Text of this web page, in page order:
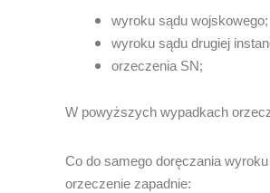
wyroku sądu wojskowego;
wyroku sądu drugiej
orzeczenia SN;
W powyższych wypadkach
Co do samego doręczania
orzeczenie zapadnie: